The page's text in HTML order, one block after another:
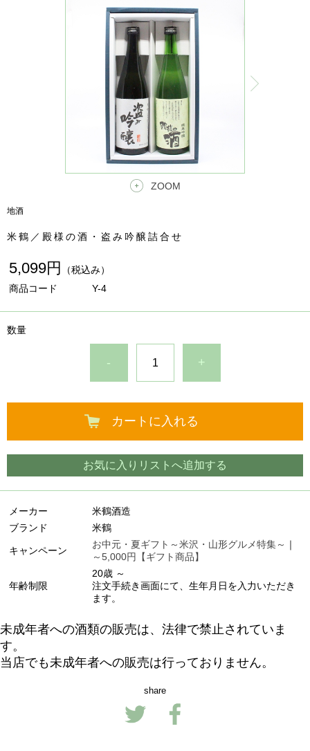
ZOOM
地酒
米鶴／殿様の酒・盗み吟醸詰合せ
5,099円
（税込み）
商品コード
Y-4
数量
- +
カートに入れる
お気に入りリストへ追加する
メーカー
米鶴酒造
ブランド
米鶴
キャンペーン
お中元・夏ギフト～米沢・山形グルメ特集～ ｜
～5,000円【ギフト商品】
年齢制限
20歳 ～
注文手続き画面にて、生年月日を入力いただき
ます。
未成年者への酒類の販売は、法律で禁止されていま
す。
当店でも未成年者への販売は行っておりません。
share